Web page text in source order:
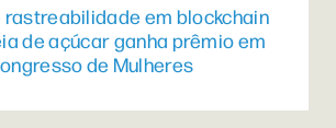
rastreabilidade em blockchain
de açúcar ganha prêmio em
de Mulheres